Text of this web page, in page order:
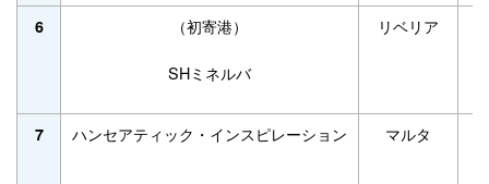
6 （初寄港）
SHミネルバ
リベリア
7 ハンセアティック・インスピレーション マルタ